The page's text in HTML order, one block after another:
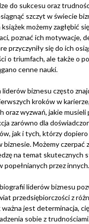
do sukcesu oraz
szczyt w świecie
możemy zagłębić
poznać ich motywacje,
przyczyniły się do ich
o triumfach, ale także o
cenne nauki.
biznesu często
kroków w
oraz wyzwań, jakie musieli
zarówno dla
jak i tych, którzy dopiero
biznesie. Możemy czerpać
na temat skutecznych
popełnianych przez innych.
liderów biznesu
przedsiębiorczości z
ważna jest determinacja,
sobie z